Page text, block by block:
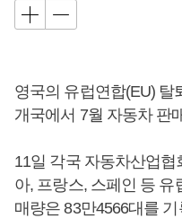
영국의 유럽연합(EU) 탈
개국에서 7월 자동차 판
11일 각국 자동차산업협
아, 프랑스, 스페인 등 유
매량은 83만4566대를